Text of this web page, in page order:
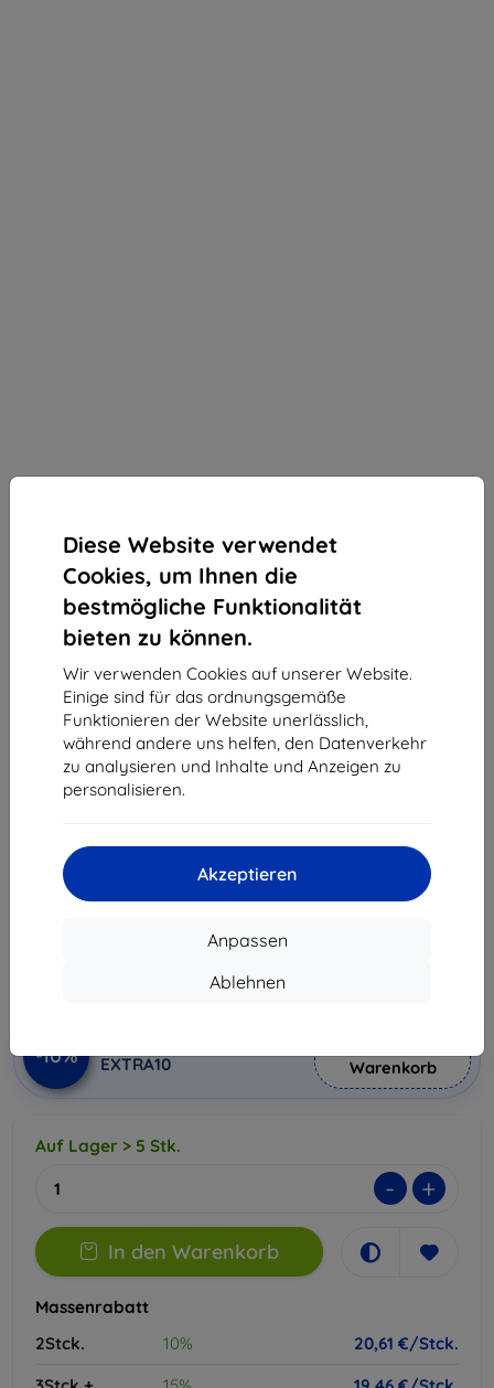
Diese Website verwendet
Cookies, um Ihnen die
bestmögliche Funktionalität
bieten zu können.
Wir verwenden Cookies auf unserer Website.
Einige sind für das ordnungsgemäße
Funktionieren der Website unerlässlich,
während andere uns helfen, den Datenverkehr
zu analysieren und Inhalte und Anzeigen zu
personalisieren.
Akzeptieren
Anpassen
Ablehnen
3MK PaperFeeling Schutzfolie 2
Stk. für Samsung Tab S6 Lite
Geeignet für: Samsung Galaxy Tab S6 Lite 10.4
Folie mit Papiergefühl 2 St., 0,18 mm – papierähnliches
Schutz bis zu 200%.
Produktbeschreibung
-10%
EXTRA10
Warenkorb
Auf Lager > 5 Stk.
- +
In den Warenkorb
Massenrabatt
2Stck.
10%
20,61 €/Stck.